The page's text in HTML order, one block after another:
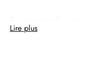
En savoir plus
Lire plus